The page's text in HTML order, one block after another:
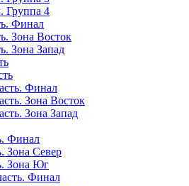
Группа 4
Финал
Зона Восток
Зона Запад
Финал
Зона Восток
Зона Запад
Финал
Зона Север
Зона Юг
Финал